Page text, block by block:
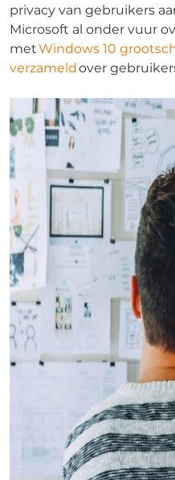
privacy van gebruikers
Microsoft al onder vuur
metWindows 10
verzameldover